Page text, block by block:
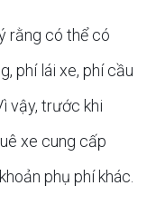
rằng có thể có
phí lái xe, phí cầu
vậy, trước khi
xe cung cấp
phụ phí khác.